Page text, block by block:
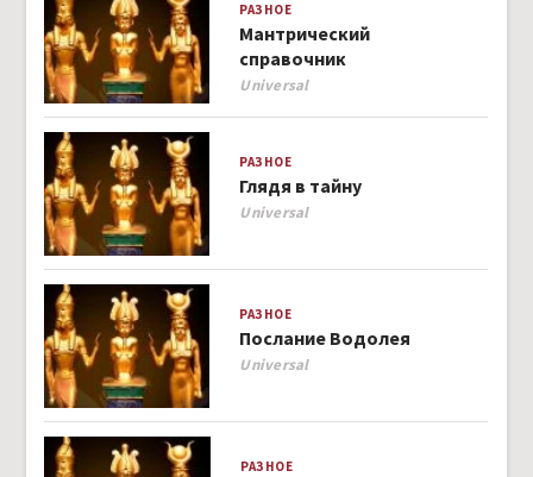
РАЗНОЕ
Мантрический
справочник
Author
Universal
РАЗНОЕ
Глядя в тайну
Author
Universal
РАЗНОЕ
Послание Водолея
Author
Universal
РАЗНОЕ